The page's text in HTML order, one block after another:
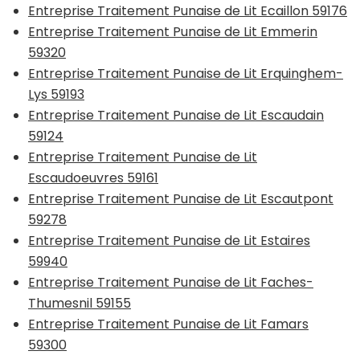
Entreprise Traitement Punaise de Lit Ecaillon 59176
Entreprise Traitement Punaise de Lit Emmerin
59320
Entreprise Traitement Punaise de Lit Erquinghem-
Lys 59193
Entreprise Traitement Punaise de Lit Escaudain
59124
Entreprise Traitement Punaise de Lit
Escaudoeuvres 59161
Entreprise Traitement Punaise de Lit Escautpont
59278
Entreprise Traitement Punaise de Lit Estaires
59940
Entreprise Traitement Punaise de Lit Faches-
Thumesnil 59155
Entreprise Traitement Punaise de Lit Famars
59300